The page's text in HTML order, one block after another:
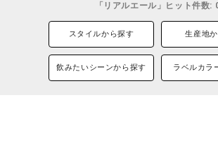
「リアルエール」ヒット件数:
スタイルから探す 生産地
飲みたいシーンから探す ラベルカラ